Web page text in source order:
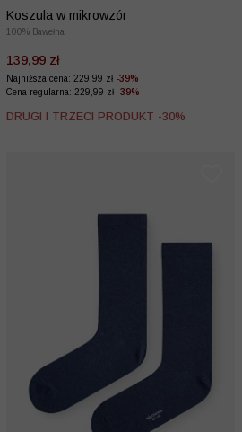
Koszula w mikrowzór
100% Bawełna
139,99 zł
Najniższa cena: 229,99 zł -39%
Cena regularna: 229,99 zł -39%
DRUGI I TRZECI PRODUKT -30%